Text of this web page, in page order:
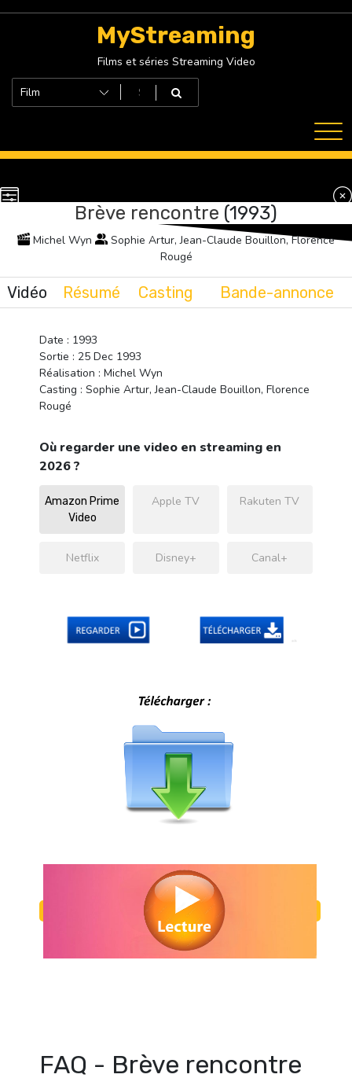
MyStreaming
Films et séries Streaming Video
Brève rencontre (1993)
Michel Wyn
Sophie Artur, Jean-Claude Bouillon, Florence
Rougé
Vidéo Résumé Casting Bande-annonce
Date : 1993
Sortie : 25 Dec 1993
Réalisation : Michel Wyn
Casting : Sophie Artur, Jean-Claude Bouillon, Florence
Rougé
Où regarder une video en streaming en
2026 ?
Amazon Prime
Video
Apple TV Rakuten TV
Netflix Disney+ Canal+
FAQ - Brève rencontre